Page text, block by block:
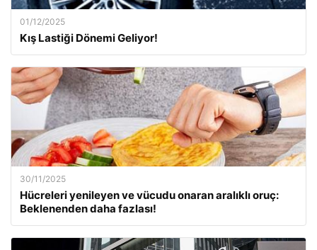
01/12/2025
Kış Lastiği Dönemi Geliyor!
30/11/2025
Hücreleri yenileyen ve vücudu onaran aralıklı oruç:
Beklenenden daha fazlası!